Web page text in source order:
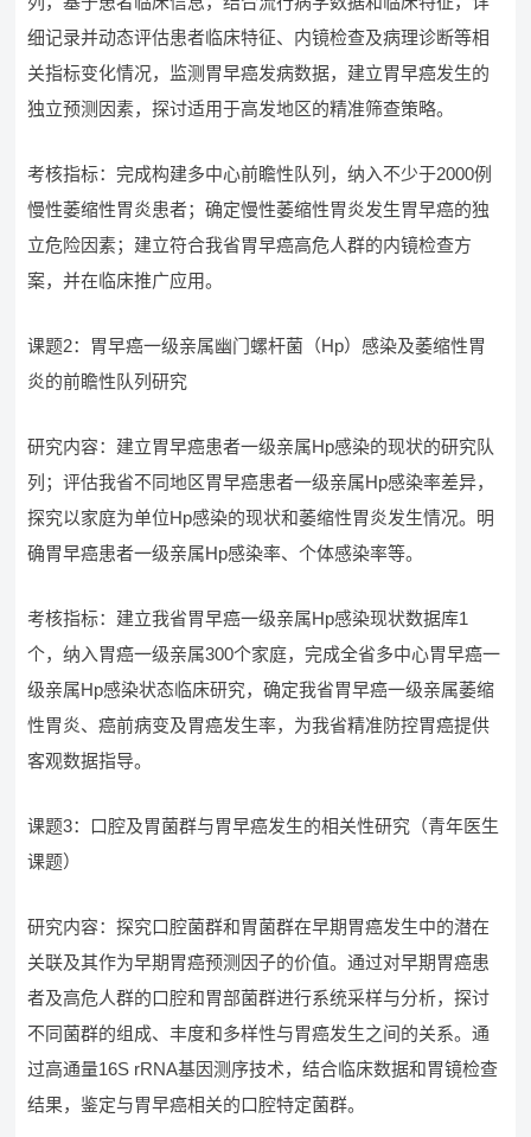
细记录并动态评估患者临床特征、内镜检查及病理诊断等相
关指标变化情况，监测胃早癌发病数据，建立胃早癌发生的
独立预测因素，探讨适用于高发地区的精准筛查策略。
考核指标：完成构建多中心前瞻性队列，纳入不少于2000例
慢性萎缩性胃炎患者；确定慢性萎缩性胃炎发生胃早癌的独
立危险因素；建立符合我省胃早癌高危人群的内镜检查方
案，并在临床推广应用。
课题2：胃早癌一级亲属幽门螺杆菌（Hp）感染及萎缩性胃
炎的前瞻性队列研究
研究内容：建立胃早癌患者一级亲属Hp感染的现状的研究队
列；评估我省不同地区胃早癌患者一级亲属Hp感染率差异，
探究以家庭为单位Hp感染的现状和萎缩性胃炎发生情况。明
确胃早癌患者一级亲属Hp感染率、个体感染率等。
考核指标：建立我省胃早癌一级亲属Hp感染现状数据库1
个，纳入胃癌一级亲属300个家庭，完成全省多中心胃早癌一
级亲属Hp感染状态临床研究，确定我省胃早癌一级亲属萎缩
性胃炎、癌前病变及胃癌发生率，为我省精准防控胃癌提供
客观数据指导。
课题3：口腔及胃菌群与胃早癌发生的相关性研究（青年医生
课题）
研究内容：探究口腔菌群和胃菌群在早期胃癌发生中的潜在
关联及其作为早期胃癌预测因子的价值。通过对早期胃癌患
者及高危人群的口腔和胃部菌群进行系统采样与分析，探讨
不同菌群的组成、丰度和多样性与胃癌发生之间的关系。通
过高通量16S rRNA基因测序技术，结合临床数据和胃镜检查
结果，鉴定与胃早癌相关的口腔特定菌群。